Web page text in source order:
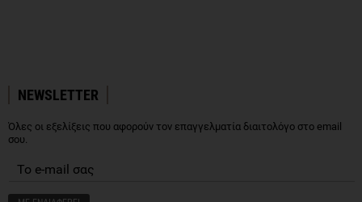
NEWSLETTER
Όλες οι εξελίξεις που αφορούν τον επαγγελματία διαιτολόγο στο email
σου.